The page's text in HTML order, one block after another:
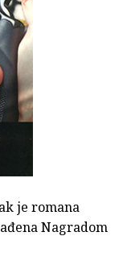
je romana
Nagradom